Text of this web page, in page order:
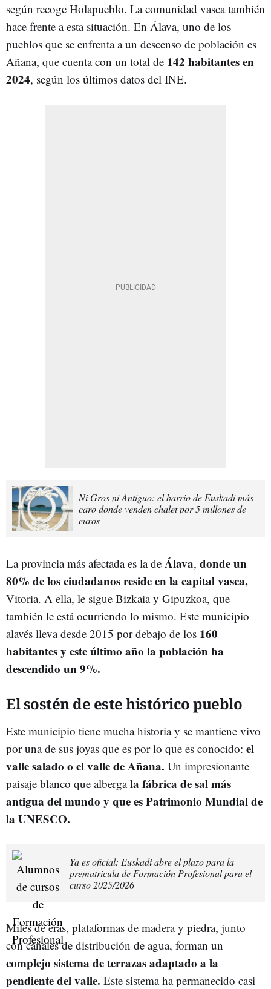
según recoge Holapueblo. La comunidad vasca también
hace frente a esta situación. En Álava, uno de los
pueblos que se enfrenta a un descenso de población es
Añana, que cuenta con un total de 142 habitantes en
2024, según los últimos datos del INE.
Ni Gros ni Antiguo: el barrio de Euskadi más
caro donde venden chalet por 5 millones de
euros
La provincia más afectada es la de Álava, donde un
80% de los ciudadanos reside en la capital vasca,
Vitoria. A ella, le sigue Bizkaia y Gipuzkoa, que
también le está ocurriendo lo mismo. Este municipio
alavés lleva desde 2015 por debajo de los 160
habitantes y este último año la población ha
descendido un 9%.
El sostén de este histórico pueblo
Este municipio tiene mucha historia y se mantiene vivo
por una de sus joyas que es por lo que es conocido: el
valle salado o el valle de Añana. Un impresionante
paisaje blanco que albergala fábrica de sal más
antigua del mundo y que es Patrimonio Mundial de
la UNESCO.
Ya es oficial: Euskadi abre el plazo para la
prematricula de Formación Profesional para el
curso 2025/2026
Miles de eras, plataformas de madera y piedra, junto
con canales de distribución de agua, forman un
complejo sistema de terrazas adaptado a la
pendiente del valle. Este sistema ha permanecido casi